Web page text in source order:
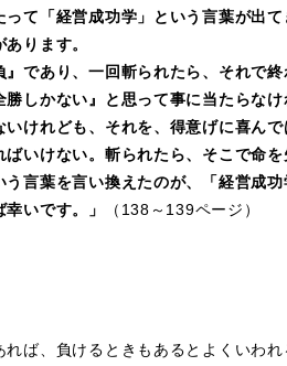
て「経営成功学」という言葉が出
ります。
であり、一回斬られたら、それで
しかない』と思って事に当たらな
けれども、それを、得意げに喜んで
ばいけない。斬られたら、そこで命を
言葉を言い換えたのが、「経営成
いです。」
（138～139ページ）
ば、負けるときもあるとよくいわれ